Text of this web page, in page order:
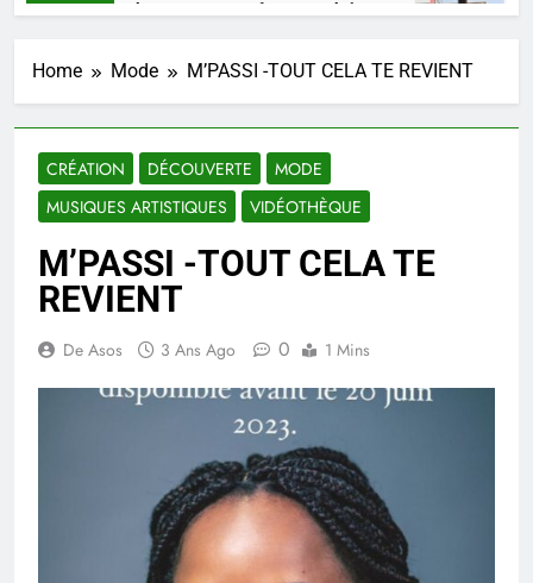
un talent, une pensée congolaise.
Home Mode M’PASSI -TOUT CELA TE REVIENT
CRÉATION DÉCOUVERTE
MODE
MUSIQUES ARTISTIQUES
VIDÉOTHÈQUE
M’PASSI -TOUT CELA TE
REVIENT
De Asos 3 Ans Ago 0 1 Mins